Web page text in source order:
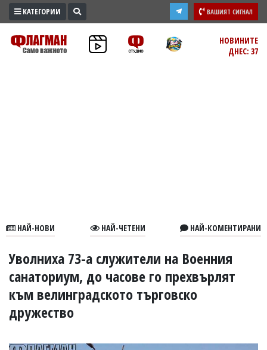
ПРОМО
ЗОНА
В
УКРАЙНА
СПОРТ
РАЗСЛЕДВАНЕ
БИЗНЕС
ЮГ
КАТЕГОРИИ ВАШИЯТ СИГНАЛ
НОВИНИТЕ
ДНЕС: 37
НАЙ-НОВИ НАЙ-ЧЕТЕНИ НАЙ-КОМЕНТИРАНИ
Уволниха 73-а служители на Военния
санаториум, до часове го прехвърлят
към велинградското търговско
дружество